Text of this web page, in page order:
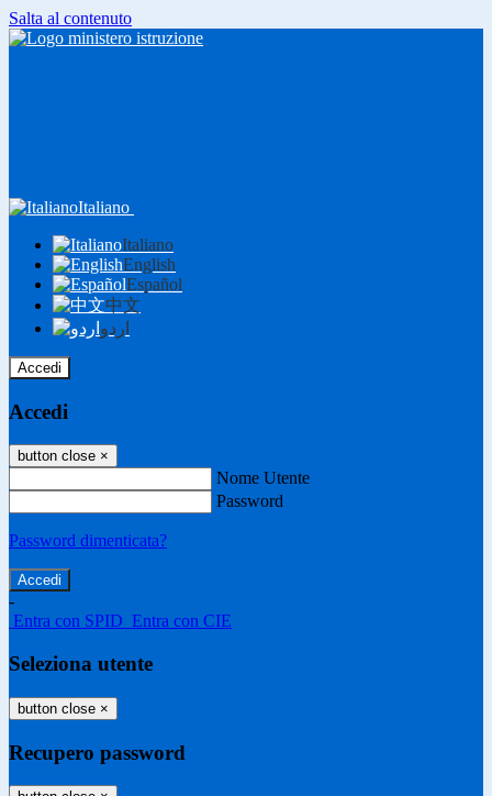
Salta al contenuto
Italiano
Italiano
English
Español
中文
اردو
Accedi
Accedi
button close ×
Nome Utente
Password
Password dimenticata?
-
Entra con SPID Entra con CIE
Seleziona utente
button close ×
Recupero password